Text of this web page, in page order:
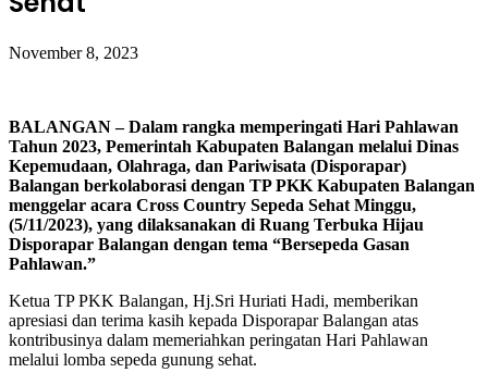
November 8, 2023
BALANGAN – Dalam rangka memperingati Hari Pahlawan
Tahun 2023, Pemerintah Kabupaten Balangan melalui Dinas
Kepemudaan, Olahraga, dan Pariwisata (Disporapar)
Balangan berkolaborasi dengan TP PKK Kabupaten Balangan
menggelar acara Cross Country Sepeda Sehat Minggu,
(5/11/2023), yang dilaksanakan di Ruang Terbuka Hijau
Disporapar Balangan dengan tema “Bersepeda Gasan
Pahlawan.”
Ketua TP PKK Balangan, Hj.Sri Huriati Hadi, memberikan
apresiasi dan terima kasih kepada Disporapar Balangan atas
kontribusinya dalam memeriahkan peringatan Hari Pahlawan
melalui lomba sepeda gunung sehat.